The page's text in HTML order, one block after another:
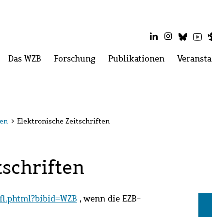
LinkedInInstagram
Hauptmenü
Das WZB Menü
Forschung Menü
Publikationen Menü
> Elektronische Zeitschriften
, wenn die EZB-